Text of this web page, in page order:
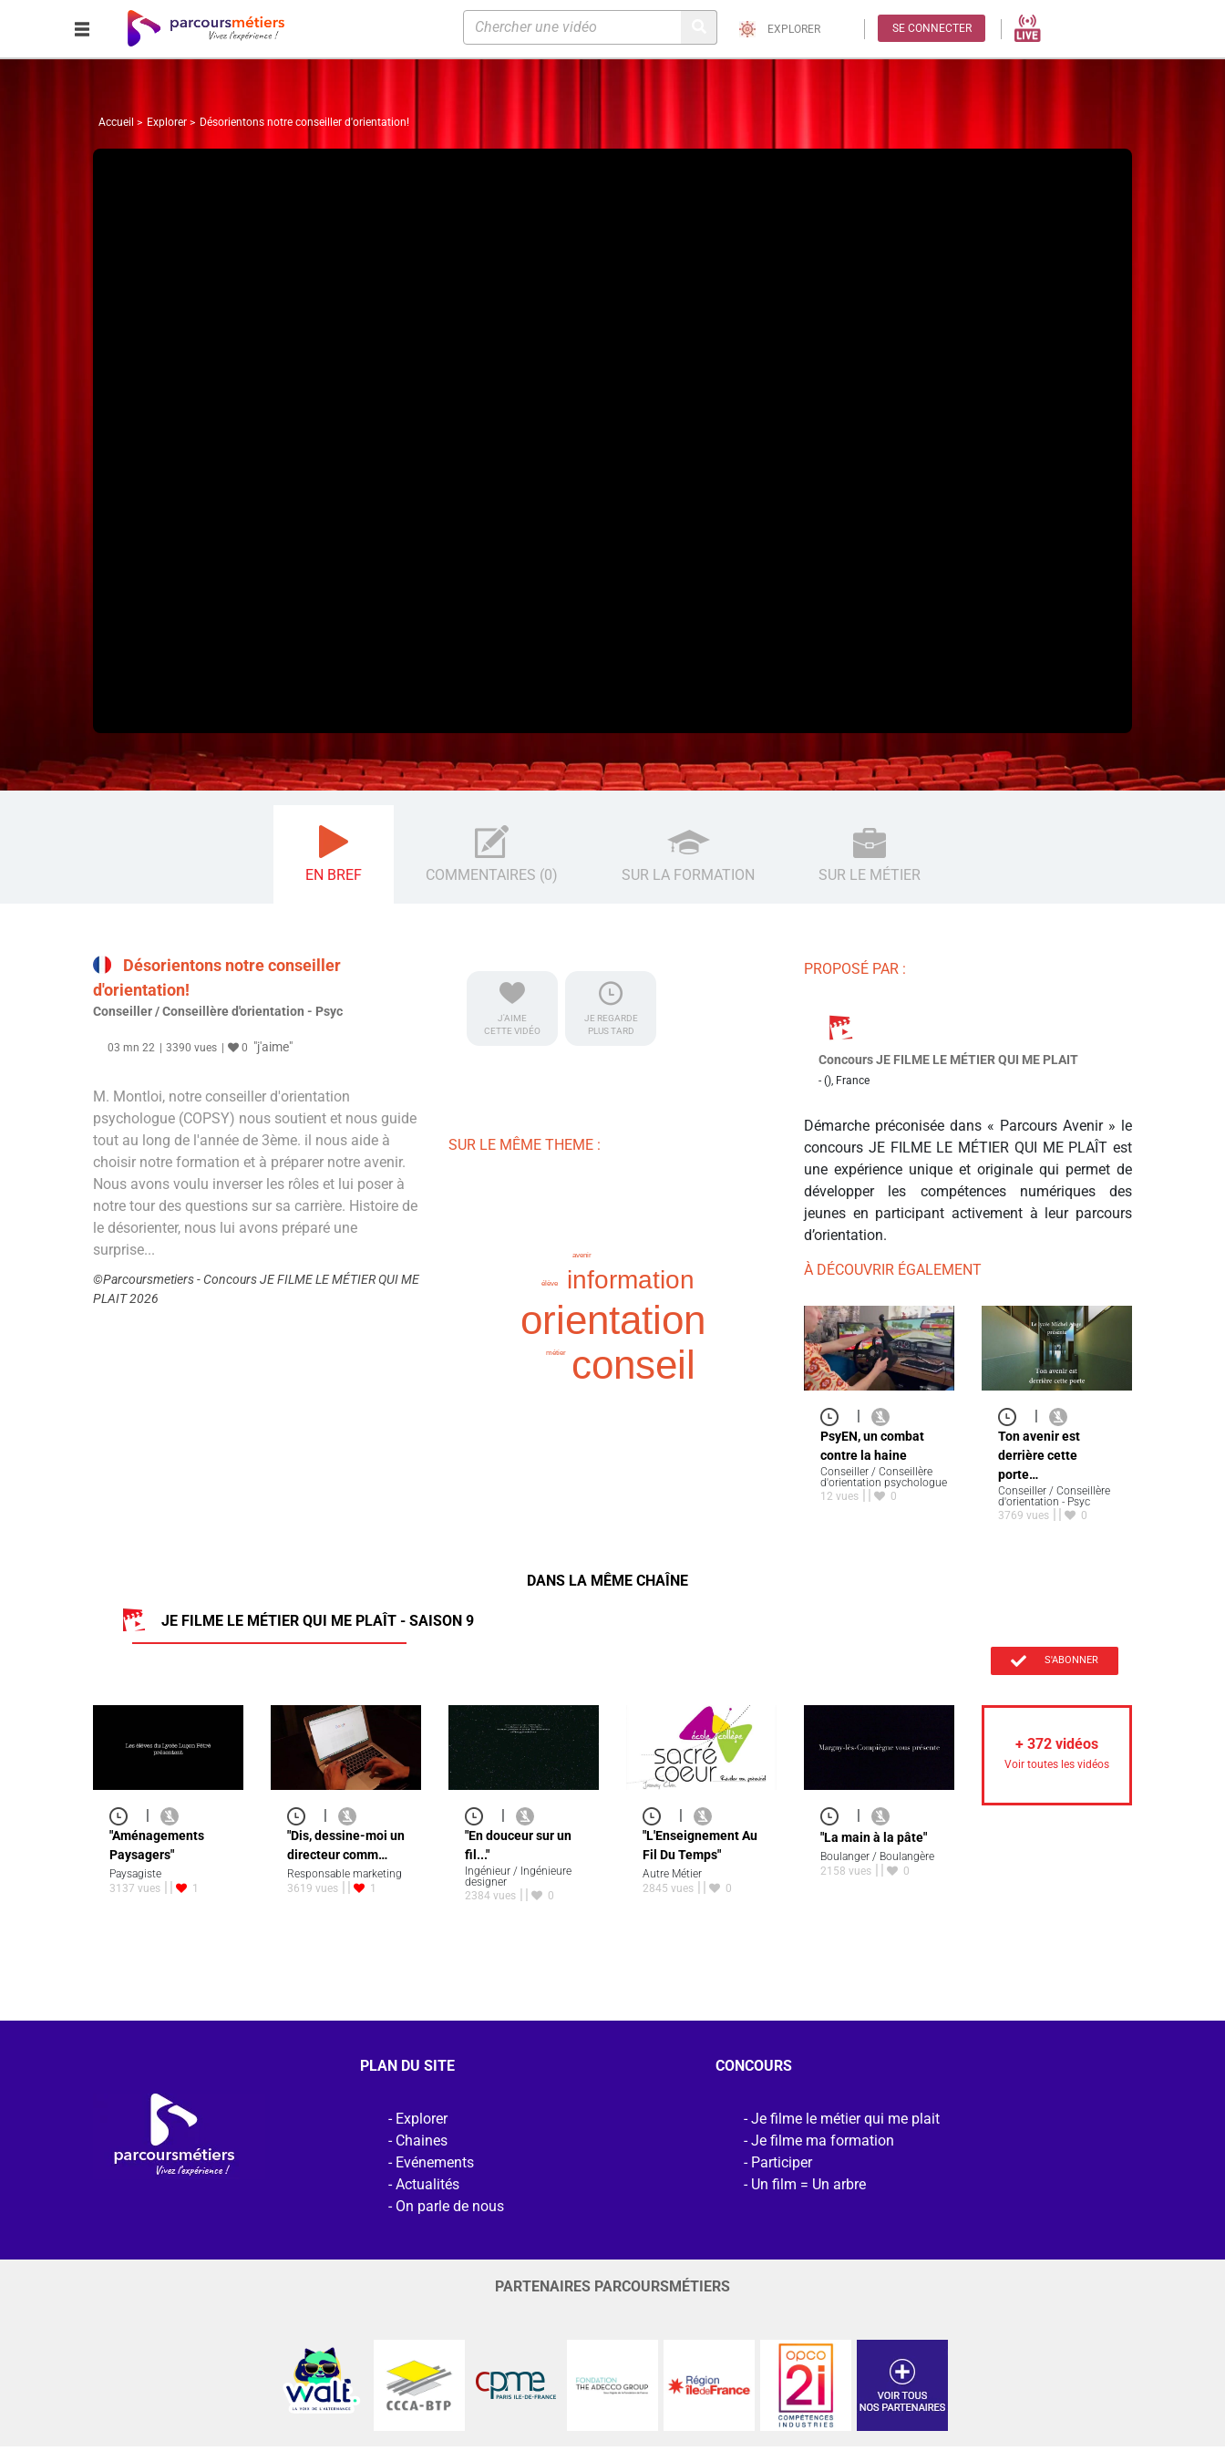
EXPLORER SE CONNECTER
Accueil Explorer Désorientons notre conseiller d'orientation!
EN BREF COMMENTAIRES (0) SUR LA FORMATION SUR LE MÉTIER
Désorientons notre conseiller
d'orientation!
Conseiller / Conseillère d'orientation - Psyc
03 mn 22 3390 vues 0 "j'aime"
M. Montloi, notre conseiller d'orientation
psychologue (COPSY) nous soutient et nous guide
tout au long de l'année de 3ème. il nous aide à
choisir notre formation et à préparer notre avenir.
Nous avons voulu inverser les rôles et lui poser à
notre tour des questions sur sa carrière. Histoire de
le désorienter, nous lui avons préparé une
surprise...
©Parcoursmetiers - Concours JE FILME LE MÉTIER QUI ME
PLAIT 2026
J'AIME
CETTE VIDÉO
JE REGARDE
PLUS TARD
SUR LE MÊME THEME :
orientation
conseil
information
élève
métier
avenir
PROPOSÉ PAR :
Concours JE FILME LE MÉTIER QUI ME PLAIT
- (), France
Démarche préconisée dans « Parcours Avenir » le
concours JE FILME LE MÉTIER QUI ME PLAÎT est
une expérience unique et originale qui permet de
développer les compétences numériques des
jeunes en participant activement à leur parcours
d’orientation.
À DÉCOUVRIR ÉGALEMENT
PsyEN, un combat
contre la haine
Conseiller / Conseillère
d'orientation psychologue
12 vues
0
Ton avenir est
derrière cette
porte…
Conseiller / Conseillère
d'orientation - Psyc
3769 vues
0
DANS LA MÊME CHAÎNE
JE FILME LE MÉTIER QUI ME PLAÎT - SAISON 9
S'ABONNER
"Aménagements
Paysagers"
Paysagiste
3137 vues
1
"Dis, dessine-moi un
directeur comm…
Responsable marketing
3619 vues
1
"En douceur sur un
fil..."
Ingénieur / Ingénieure
designer
2384 vues
0
"L'Enseignement Au
Fil Du Temps"
Autre Métier
2845 vues
0
"La main à la pâte"
Boulanger / Boulangère
2158 vues
0
+ 372 vidéos
Voir toutes les vidéos
PLAN DU SITE
Explorer
Chaines
Evénements
Actualités
On parle de nous
CONCOURS
Je filme le métier qui me plait
Je filme ma formation
Participer
Un film = Un arbre
PARTENAIRES PARCOURSMÉTIERS